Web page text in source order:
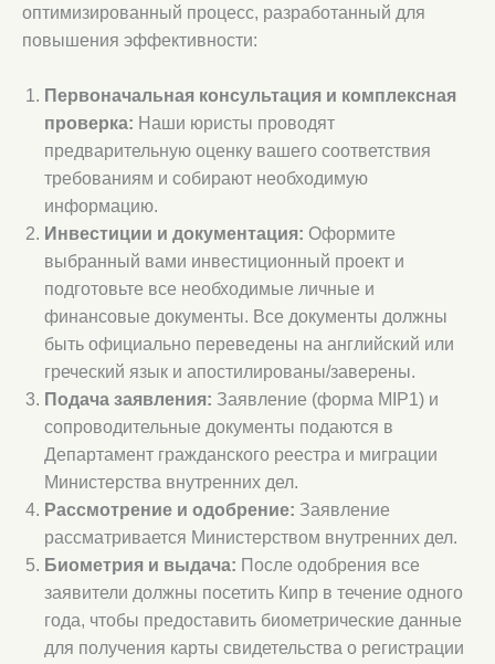
оптимизированный процесс, разработанный для
повышения эффективности:
Первоначальная консультация и комплексная
проверка: Наши юристы проводят
предварительную оценку вашего соответствия
требованиям и собирают необходимую
информацию.
Инвестиции и документация: Оформите
выбранный вами инвестиционный проект и
подготовьте все необходимые личные и
финансовые документы. Все документы должны
быть официально переведены на английский или
греческий язык и апостилированы/заверены.
Подача заявления: Заявление (форма MIP1) и
сопроводительные документы подаются в
Департамент гражданского реестра и миграции
Министерства внутренних дел.
Рассмотрение и одобрение: Заявление
рассматривается Министерством внутренних дел.
Биометрия и выдача: После одобрения все
заявители должны посетить Кипр в течение одного
года, чтобы предоставить биометрические данные
для получения карты свидетельства о регистрации